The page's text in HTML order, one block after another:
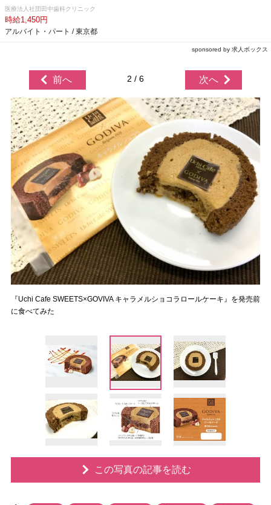
医療法人社団田中歯科クリニック
時給1,450円
アルバイト・パート / 東京都
sponsored by 求人ボックス
前へ 2 / 6 次へ
『Uchi Cafe SWEETS×GOVIVA キャラメルショコラロールケーキ』を発売前
に食べてみた
この写真の記事を読む